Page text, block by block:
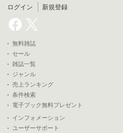
ログイン 新規登録
無料雑誌
セール
雑誌一覧
ジャンル
売上ランキング
条件検索
電子ブック無料プレゼント
インフォメーション
ユーザーサポート